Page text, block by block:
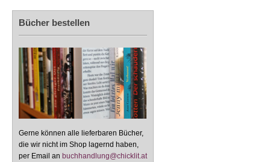
Bücher bestellen
Gerne können alle lieferbaren Bücher,
die wir nicht im Shop lagernd haben,
per Email an buchhandlung@chicklit.at